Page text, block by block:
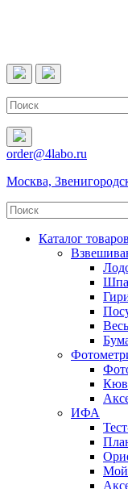
order@4labo.ru
Москва,
Каталог товаров
ИФА